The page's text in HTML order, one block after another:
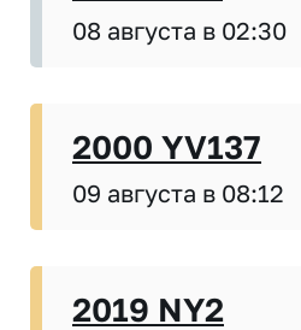
08 августа в 02:30
2000 YV137
09 августа в 08:12
2019 NY2